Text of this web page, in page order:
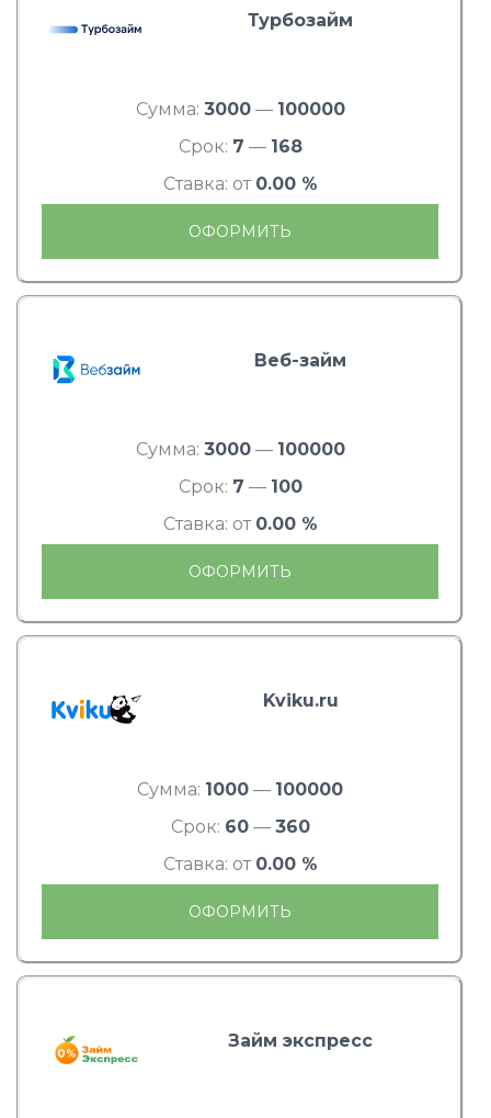
Турбозайм
Сумма: 3000— 100000
Срок: 7 — 168
Ставка: от 0.00 %
ОФОРМИТЬ
Веб-займ
Сумма: 3000— 100000
Срок: 7 — 100
Ставка: от 0.00 %
ОФОРМИТЬ
Kviku.ru
Сумма: 1000 — 100000
Срок: 60— 360
Ставка: от 0.00 %
ОФОРМИТЬ
Займ экспресс